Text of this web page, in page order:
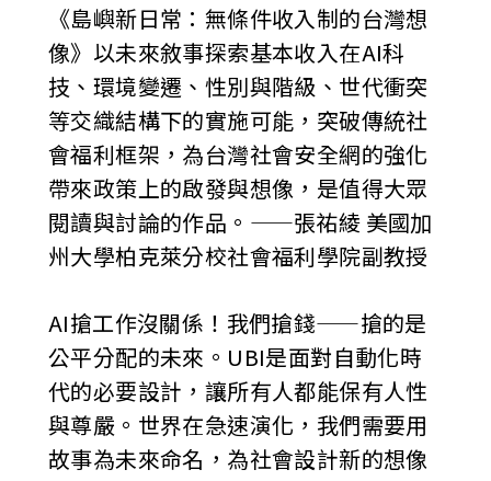
《島嶼新日常：無條件收入制的台灣想
像》以未來敘事探索基本收入在AI科
技、環境變遷、性別與階級、世代衝突
等交織結構下的實施可能，突破傳統社
會福利框架，為台灣社會安全網的強化
帶來政策上的啟發與想像，是值得大眾
閱讀與討論的作品。——張祐綾 美國加
州大學柏克萊分校社會福利學院副教授
AI搶工作沒關係！我們搶錢——搶的是
公平分配的未來。UBI是面對自動化時
代的必要設計，讓所有人都能保有人性
與尊嚴。世界在急速演化，我們需要用
故事為未來命名，為社會設計新的想像